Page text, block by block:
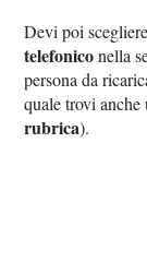
Devi poi
telefoniconella
persona da
quale trovi
rubrica).